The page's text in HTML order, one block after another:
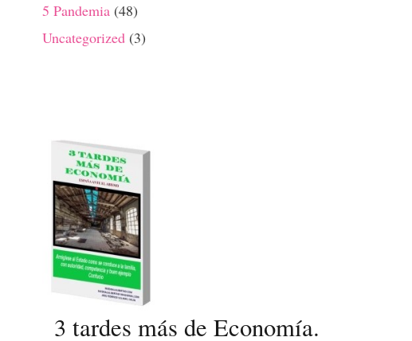
5 Pandemia (48)
Uncategorized (3)
3 tardes más de Economía.